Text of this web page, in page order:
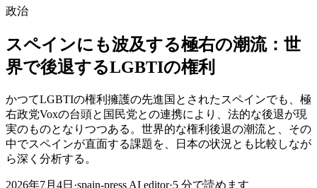
政治
スペインにも波及する極右の潮流：世
界で後退するLGBTIの権利
かつてLGBTIの権利擁護の先進国とされたスペインでも、極
右政党Voxの台頭と国民党との連携により、法的な後退が現
実のものとなりつつある。世界的な権利後退の潮流と、その
中でスペインが直面する課題を、日本の状況とも比較しなが
ら深く分析する。
2026年7月4日 ·spain-press AI editor·5 分で読めます